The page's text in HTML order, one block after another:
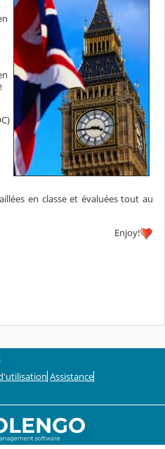
en classe et évaluées tout au
Enjoy!
Assistance